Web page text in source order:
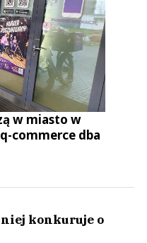
w miasto w
commerce dba
konkuruje o